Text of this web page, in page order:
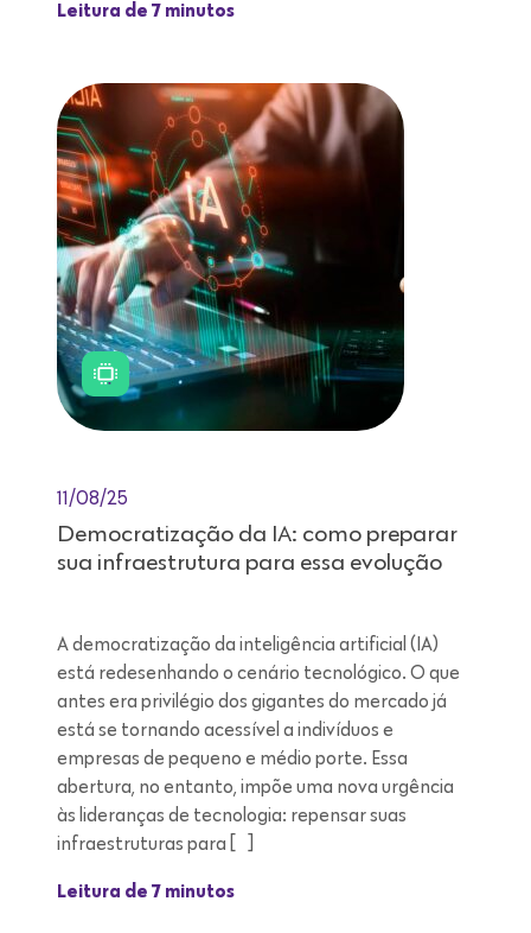
Leitura de 7 minutos
11/08/25
Democratização da IA: como preparar
sua infraestrutura para essa evolução
A democratização da inteligência artificial (IA)
está redesenhando o cenário tecnológico. O que
antes era privilégio dos gigantes do mercado já
está se tornando acessível a indivíduos e
empresas de pequeno e médio porte. Essa
abertura, no entanto, impõe uma nova urgência
às lideranças de tecnologia: repensar suas
infraestruturas para […]
Leitura de 7 minutos